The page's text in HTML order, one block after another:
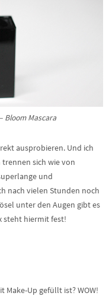
Bloom Mascara
ausprobieren. Und ich
trennen sich wie von
und
nach vielen Stunden noch
unter den Augen gibt es
steht hiermit fest!
Make-Up gefüllt ist? WOW!